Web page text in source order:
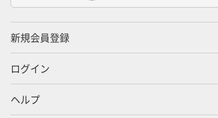
新規会員登録
ログイン
ヘルプ